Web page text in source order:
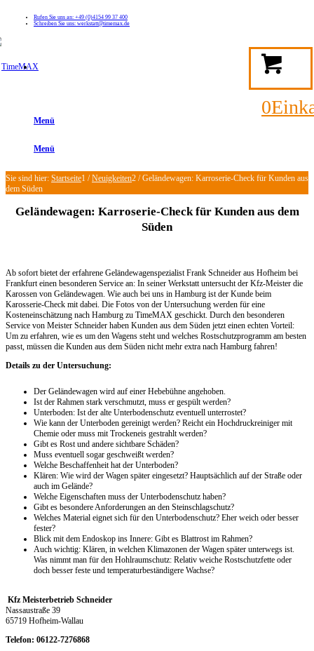
Rufen Sie uns an: +49 (0)4154 99 37 400
Schreiben Sie uns: werkstatt@timemax.de
0
Menü
Menü
Sie sind hier: Startseite1 / Neuigkeiten2 / Geländewagen: Karroserie-Check für Kunden aus
dem Süden
Geländewagen: Karroserie-Check für Kunden aus dem
Süden
Ab sofort bietet der erfahrene Geländewagenspezialist Frank Schneider aus Hofheim bei
Frankfurt einen besonderen Service an: In seiner Werkstatt untersucht der Kfz-Meister die
Karossen von Geländewagen. Wie auch bei uns in Hamburg ist der Kunde beim
Karosserie-Check mit dabei. Die Fotos von der Untersuchung werden für eine
Kosteneinschätzung nach Hamburg zu TimeMAX geschickt. Durch den besonderen
Service von Meister Schneider haben Kunden aus dem Süden jetzt einen echten Vorteil:
Um zu erfahren, wie es um den Wagens steht und welches Rostschutzprogramm am besten
passt, müssen die Kunden aus dem Süden nicht mehr extra nach Hamburg fahren!
Details zu der Untersuchung:
Der Geländewagen wird auf einer Hebebühne angehoben.
Ist der Rahmen stark verschmutzt, muss er gespült werden?
Unterboden: Ist der alte Unterbodenschutz eventuell unterrostet?
Wie kann der Unterboden gereinigt werden? Reicht ein Hochdruckreiniger mit
Chemie oder muss mit Trockeneis gestrahlt werden?
Gibt es Rost und andere sichtbare Schäden?
Muss eventuell sogar geschweißt werden?
Welche Beschaffenheit hat der Unterboden?
Klären: Wie wird der Wagen später eingesetzt? Hauptsächlich auf der Straße oder
auch im Gelände?
Welche Eigenschaften muss der Unterbodenschutz haben?
Gibt es besondere Anforderungen an den Steinschlagschutz?
Welches Material eignet sich für den Unterbodenschutz? Eher weich oder besser
fester?
Blick mit dem Endoskop ins Innere: Gibt es Blattrost im Rahmen?
Auch wichtig: Klären, in welchen Klimazonen der Wagen später unterwegs ist.
Was nimmt man für den Hohlraumschutz: Relativ weiche Rostschutzfette oder
doch besser feste und temperaturbeständigere Wachse?
Kfz Meisterbetrieb Schneider
Nassaustraße 39
65719 Hofheim-Wallau
Telefon: 06122-7276868